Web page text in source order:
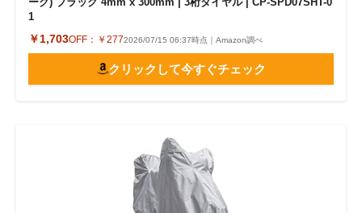
1
￥1,703OFF： ￥2772026/07/15 06:37時点｜Amazon調べ
クリックして今すぐチェック